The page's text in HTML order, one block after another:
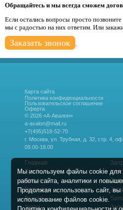
Обращайтесь и мы всегда сможем
Если остались вопросы просто
мы с радостью на них ответим. Или
Заказать звонок .
Карта сайта
Политика конфиденциальности
Пользовательское соглашение
Оферта
© 2026 «А-Авалон»
a-avalon@mail.ru
+7(495)518-52-70
г. Москва, ул. Трубная, д. 32, стр. 4,
09.00-18.00
Главная
Прайс
Акции
Гарантии
Выезд
Заказ
Мы используем файлы cookie для
работы сайта, аналитики и
Продолжая использовать сайт, вы
использование файлов cookie.
Политика конфиденциальности и